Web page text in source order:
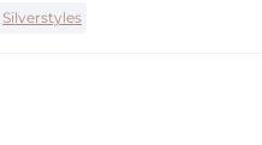
Silverstyles